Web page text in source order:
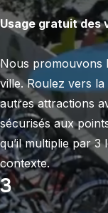
Usage gratuit des
Nous promouvons
ville. Roulez vers
autres attractions
sécurisés aux
qu’il multiplie par
contexte.
3